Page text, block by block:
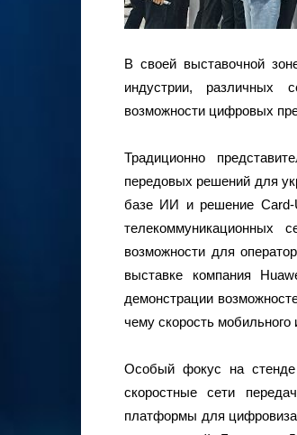
В своей выставочной
индустрии, различных
возможности цифровых
Традиционно
передовых решений для
базе ИИ и решение Card-
возможности для
выставке компания
демонстрации
чему скорость мобильного
Особый фокус на стенде
скоростные сети
платформы для